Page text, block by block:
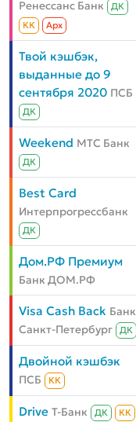
Ренессанс Банк
ДК
КК
Aрх
Твой кэшбэк,
выданные до 9
сентября 2020 ПСБ
ДК
Weekend МТС Банк
ДК
Best Card
Интерпрогрессбанк
ДК
Дом.РФ Премиум
Банк ДОМ.РФ
Visa Cash Back Банк
Санкт-Петербург
ДК
Двойной кэшбэк
ПСБ КК
Drive Т-Банк ДК КК